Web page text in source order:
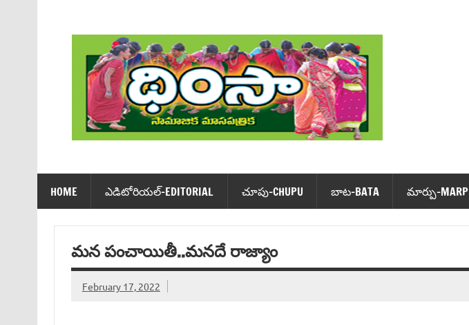
HOME ఎడిటోరియ‌ల్-EDITORIAL చూపు-CHUPU బాట‌-BATA మార్పు-
మన పంచాయితీ..మనదే రాజ్యాం
February 17, 2022